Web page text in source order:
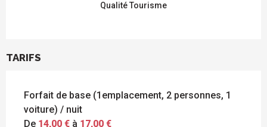
Qualité Tourisme
TARIFS
Forfait de base (1emplacement, 2 personnes, 1
voiture) / nuit
De 14,00 € à 17,00 €